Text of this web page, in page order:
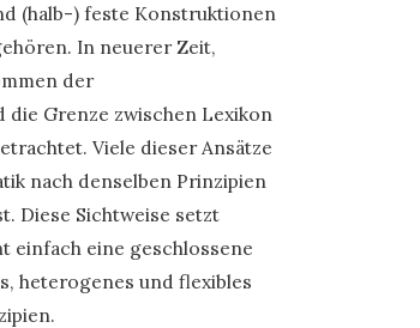
(halb-) feste Konstruktionen
In neuerer Zeit,
der
Grenze zwischen Lexikon
Viele dieser Ansätze
nach denselben Prinzipien
Diese Sichtweise setzt
einfach eine geschlossene
heterogenes und flexibles